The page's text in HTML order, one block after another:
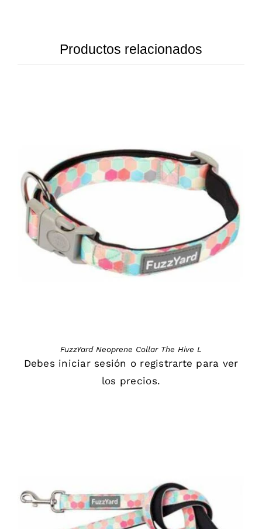
Productos relacionados
FuzzYard Neoprene Collar The Hive L
Debes iniciar sesión o registrarte para ver
los precios.